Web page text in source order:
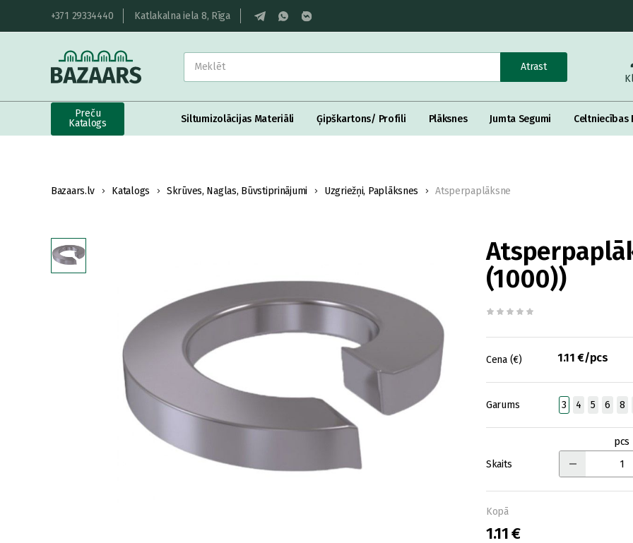
+371 29334440 Katlakalna iela 8, Rīga
Atrast
Preču
Katalogs
Siltumizolācijas Materiāli Ģipškartons/ Profili Plāksnes Jumta Segumi Celtniecības
Bazaars.lv Katalogs Skrūves, Naglas, Būvstiprinājumi Uzgriežņi, Paplāksnes Atsperpaplāksne
(1000))
Cena (€) 1.11 €/pcs
Garums 3 4 5 6 8
Skaits
pcs
Kopā
1.11 €